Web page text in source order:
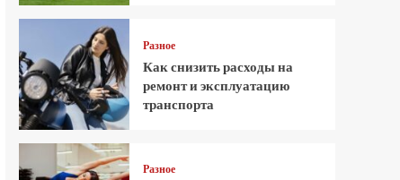
Разное
Как снизить расходы на
ремонт и эксплуатацию
транспорта
Разное